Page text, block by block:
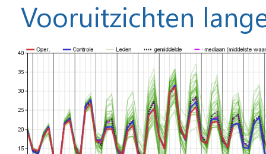
Vooruitzichten